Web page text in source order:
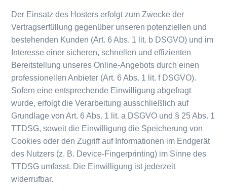
Der Einsatz des Hosters erfolgt zum Zwecke der
Vertragserfüllung gegenüber unseren potenziellen und
bestehenden Kunden (Art. 6 Abs. 1 lit. b DSGVO) und im
Interesse einer sicheren, schnellen und effizienten
Bereitstellung unseres Online-Angebots durch einen
professionellen Anbieter (Art. 6 Abs. 1 lit. f DSGVO).
Sofern eine entsprechende Einwilligung abgefragt
wurde, erfolgt die Verarbeitung ausschließlich auf
Grundlage von Art. 6 Abs. 1 lit. a DSGVO und § 25 Abs. 1
TTDSG, soweit die Einwilligung die Speicherung von
Cookies oder den Zugriff auf Informationen im Endgerät
des Nutzers (z. B. Device-Fingerprinting) im Sinne des
TTDSG umfasst. Die Einwilligung ist jederzeit
widerrufbar.